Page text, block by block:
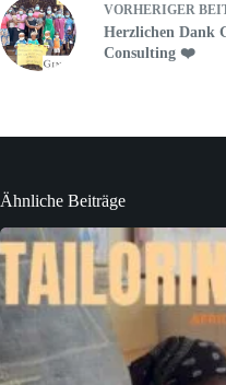
VORHERIGER
Herzlichen Dank
Consulting ❤️
Ähnliche Beiträge